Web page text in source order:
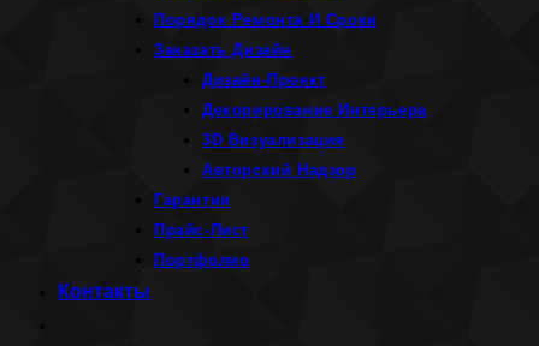
Порядок Ремонта И Сроки
Заказать Дизайн
Дизайн-Проект
Декорирование Интерьера
3D Визуализация
Авторский Надзор
Гарантии
Прайс-Лист
Портфолио
Контакты